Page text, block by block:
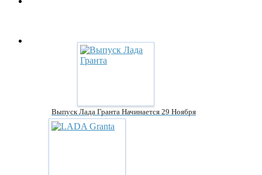
Выпуск Лада Гранта Начинается 29 Ноября